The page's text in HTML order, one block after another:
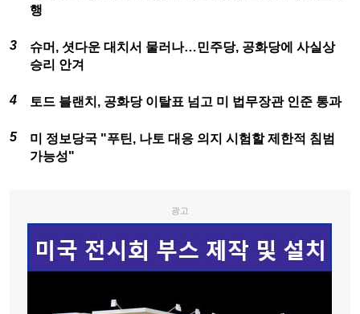
행
슈머, 셧다운 대치서 물러나…민주당, 공화당에 사실상
승리 안겨
토드 블랜치, 공화당 이탈표 넘고 미 법무장관 인준 통과
미 정보당국 "푸틴, 나토 대응 의지 시험할 제한적 침범
가능성"